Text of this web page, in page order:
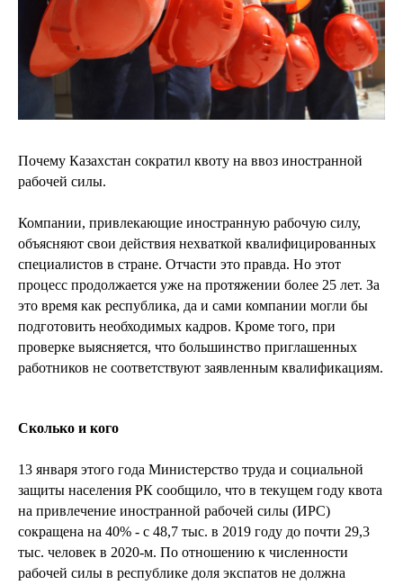
Почему Казахстан сократил квоту на ввоз иностранной
рабочей силы.
Компании, привлекающие иностранную рабочую силу,
объясняют свои действия нехваткой квалифицированных
специалистов в стране. Отчасти это правда. Но этот
процесс продолжается уже на протяжении более 25 лет. За
это время как республика, да и сами компании могли бы
подготовить необходимых кадров. Кроме того, при
проверке выясняется, что большинство приглашенных
работников не соответствуют заявленным квалификациям.
Сколько и кого
13 января этого года Министерство труда и социальной
защиты населения РК сообщило, что в текущем году квота
на привлечение иностранной рабочей силы (ИРС)
сокращена на 40% - с 48,7 тыс. в 2019 году до почти 29,3
тыс. человек в 2020-м. По отношению к численности
рабочей силы в республике доля экспатов не должна